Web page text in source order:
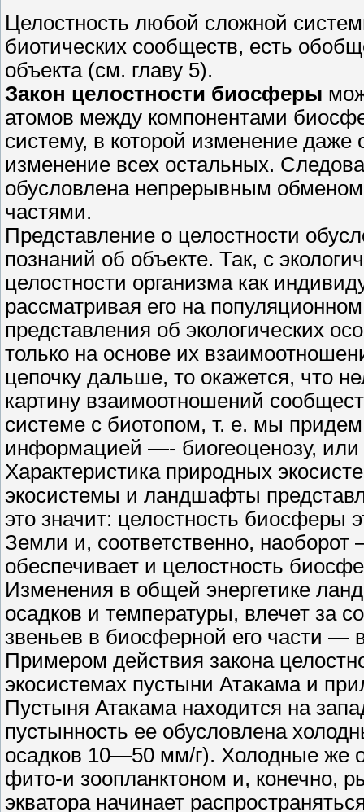
Целостность любой сложной
биотических сообществ, есть
объекта (см. главу 5).
Закон целостности биосферы
атомов между компонентами
систему, в которой изменение даже
изменение всех остальных.
обусловлена непрерывным
частями.
Представление о целостности
познаний об объекте. Так, с
целостности организма как
рассматривая его на
представления об экологических
только на основе их
цепочку дальше, то окажется, что
картину взаимоотношений
системе с биотопом, т. е. мы
информацией —- биогеоценозу, или
Характеристика природных
экосистемы и ландшафты
это значит: целостность биосферы
Земли и, соответственно,
обеспечивает и целостность
Изменения в общей энергетике
осадков и температуры, влечет за
звеньев в биосферной его части —
Примером действия закона
экосистемах пустыни Атакама и
Пустыня Атакама находится на
пустынность ее обусловлена
осадков 10—50 мм/г). Холодные же
фито-и зоопланктоном и, конечно,
экватора начинает